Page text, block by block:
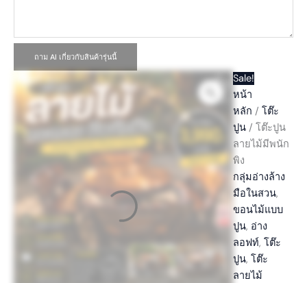
ถาม AI เกี่ยวกับสินค้ารุ่นนี้
Sale!
หน้า
หลัก / โต๊ะ
ปูน / โต๊ะปูน
ลายไม้มีพนัก
พิง
กลุ่มอ่างล้าง
มือในสวน,
ขอนไม้แบบ
ปูน, อ่าง
ลอฟท์, โต๊ะ
ปูน, โต๊ะ
ลายไม้